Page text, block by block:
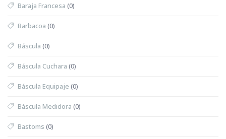
Baraja Francesa (0)
Barbacoa (0)
Báscula (0)
Báscula Cuchara (0)
Báscula Equipaje (0)
Báscula Medidora (0)
Bastoms (0)